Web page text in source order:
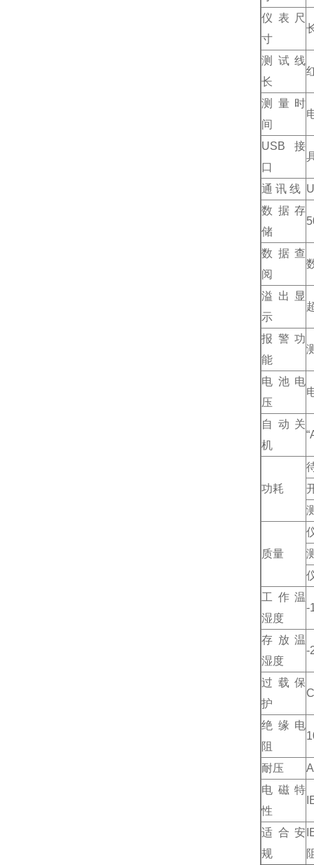
仪表尺
寸
测试线
长
测量时
间
USB接
口
通 讯 线
数据存
储
数据查
阅
溢出显
示
报警功
能
电池电
压
自动关
机
功耗
质量
工作温
湿度
-
存放温
湿度
-
过载保
护
绝缘电
阻
耐压
电磁特
性
适合安
规